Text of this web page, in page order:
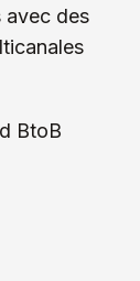
avec des
BtoB